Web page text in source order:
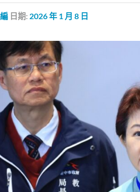
日期: 2026 年 1 月 8 日